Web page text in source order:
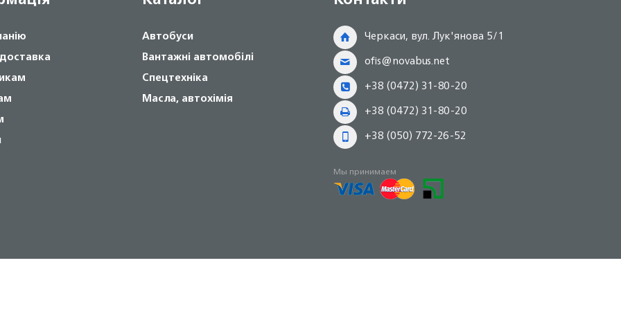
Автобуси
Вантажні автомобілі
Спецтехніка
Масла, автохімія
Черкаси, вул. Лук'янова 5/1
ofis@novabus.net
+38 (0472) 31-80-20
+38 (0472) 31-80-20
+38 (050) 772-26-52
Мы принимаем